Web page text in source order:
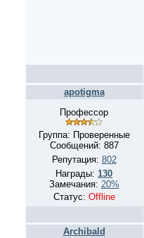
apotigma
Профессор
Группа: Проверенные
Сообщений: 887
Репутация: 802
Награды: 130
Замечания: 20%
Статус: Offline
Archibald